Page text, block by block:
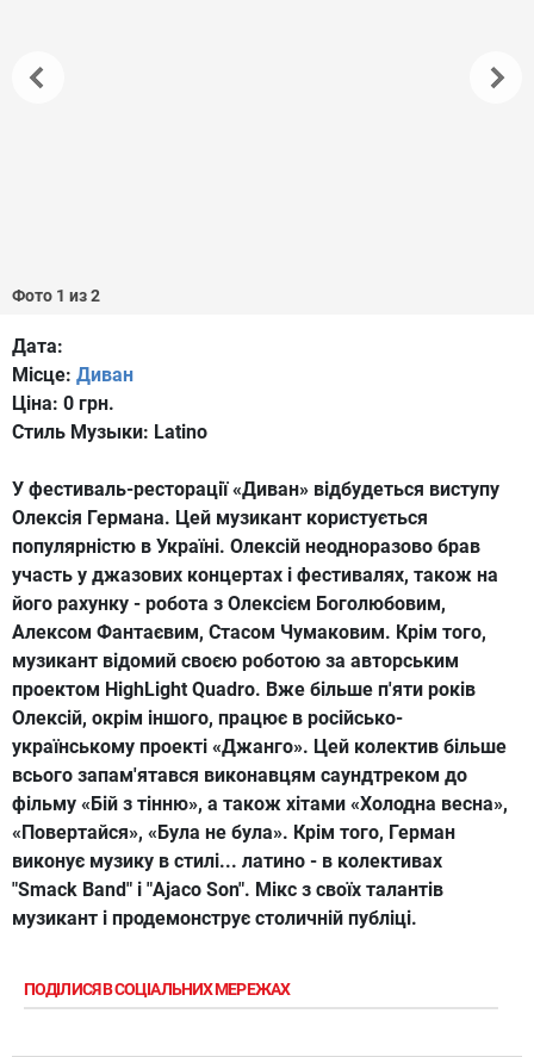
Фото 1 из 2
Дата:
Місце: Диван
Ціна: 0 грн.
Стиль Музыки: Latino
У фестиваль-ресторації «Диван» відбудеться виступу
Олексія Германа. Цей музикант користується
популярністю в Україні. Олексій неодноразово брав
участь у джазових концертах і фестивалях, також на
його рахунку - робота з Олексієм Боголюбовим,
Алексом Фантаєвим, Стасом Чумаковим. Крім того,
музикант відомий своєю роботою за авторським
проектом HighLight Quadro. Вже більше п'яти років
Олексій, окрім іншого, працює в російсько-
українському проекті «Джанго». Цей колектив більше
всього запам'ятався виконавцям саундтреком до
фільму «Бій з тінню», а також хітами «Холодна весна»,
«Повертайся», «Була не була». Крім того, Герман
виконує музику в стилі... латино - в колективах
"Smack Band" і "Ajaco Son". Мікс з своїх талантів
музикант і продемонструє столичній публіці.
ПОДІЛИСЯ В СОЦІАЛЬНИХ МЕРЕЖАХ